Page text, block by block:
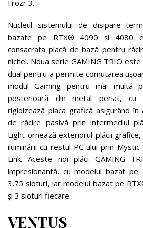
Frozr 3.
Nucleul sistemului de disipare
bazate pe RTX® 4090 și 4080
consacrata placă de bază pentru
nichel. Noua serie GAMING TRIO
dual pentru a permite comutarea
modul Gaming pentru mai multă
posterioară din metal periat, cu
rigidizează placa grafică asigurând în
de răcire pasivă prin intermediul
Light ornează exteriorul plăcii grafice,
iluminării cu restul PC-ului prin
Link. Aceste noi plăci GAMING
impresionantă, cu modelul bazat pe
3,75 sloturi, iar modelul bazat pe
și 3 sloturi fiecare.
VENTUS